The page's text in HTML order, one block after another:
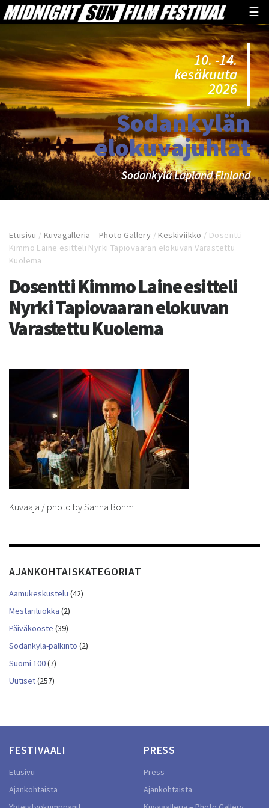
☰
10. -14.
kesäkuuta
2026
Sodankylän
elokuvajuhlat
Sodankylä Lapland Finland
Etusivu /Kuvagalleria – Photo Gallery /Keskiviikko / Dosentti
Kimmo Laine esitteli Nyrki Tapiovaaran elokuvan Varastettu
Kuolema
Dosentti Kimmo Laine esitteli
Nyrki Tapiovaaran elokuvan
Varastettu Kuolema
Kuvaaja / photo by Sanna Bohm
AJANKOHTAISKATEGORIAT
Aamukeskustelu (42)
Mestariluokka (2)
Päiväkooste (39)
Sodankylä-palkinto (2)
Suomi 100(7)
Uutiset(257)
FESTIVAALI
Etusivu
Ajankohtaista
PRESS
Press
Ajankohtaista